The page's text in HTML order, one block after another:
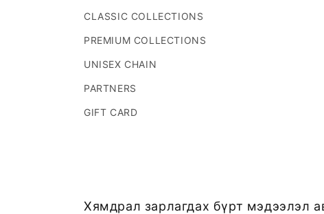
CLASSIC COLLECTIONS
PREMIUM COLLECTIONS
UNISEX CHAIN
PARTNERS
GIFT CARD
Хямдрал зарлагдах бүрт мэдээлэл